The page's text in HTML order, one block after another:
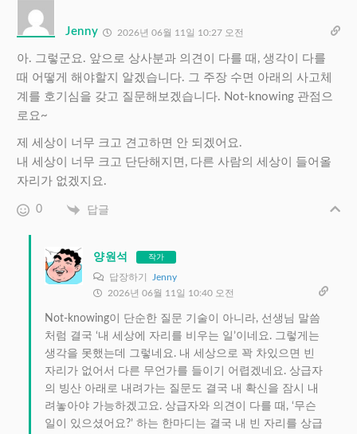
Jenny 2026년 06월 11일 10:27 오전
아. 그렇군요. 앞으로 상사분과 의견이 다를 때, 생각이 다를
때 어떻게 해야할지 알겠습니다. 그 주장 수면 아래의 사고체
계를 호기심을 갖고 질문해보겠습니다. Not-knowing 관점으
로요~
제 세상이 너무 크고 견고하면 안 되겠어요.
내 세상이 너무 크고 단단해지면, 다른 사람의 세상이 들어올
자리가 없겠지요.
0 답글
양원석 작가
답장하기
Jenny
2026년 06월 11일 10:40 오전
Not-knowing이 단순한 질문 기술이 아니라, 선생님 말씀
처럼 결국 ‘내 세상에 자리를 비우는 일’이네요. 그렇게는
생각을 못했는데 그렇네요. 내 세상으로 꽉 차있으면 빈
자리가 없어서 다른 무언가를 들이기 어렵겠네요. 상급자
의 빙산 아래로 내려가는 질문도 결국 내 확신을 잠시 내
려놓아야 가능하겠고요. 상급자와 의견이 다를 때, ‘무슨
일이 있으셨어요?’ 하는 한마디는 결국 내 빈 자리를 상급